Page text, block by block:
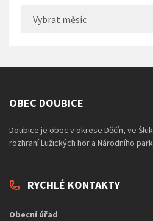
OBEC DOUBICE
Doubice je obec v okrese Děčín, ve
rozhraní Lužických hor a Národního
RYCHLÉ KONTAKTY
Obecní úřad